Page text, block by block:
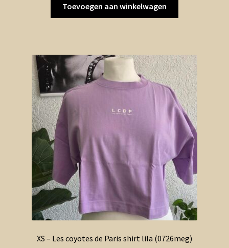
Toevoegen aan winkelwagen
XS – Les coyotes de Paris shirt lila (0726meg)